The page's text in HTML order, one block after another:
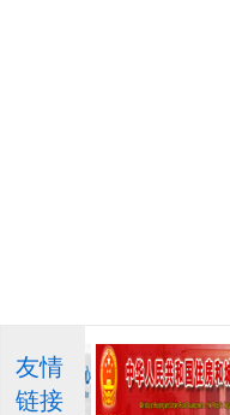
友情
链接